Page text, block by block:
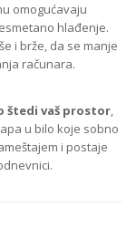
omogućavaju
hlađenje.
i brže, da se manje
računara.
štedi vaš prostor,
u bilo koje sobno
i postaje